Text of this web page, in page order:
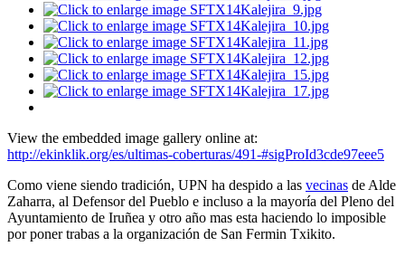
View the embedded image gallery online at:
http://ekinklik.org/es/ultimas-coberturas/491-#sigProId3cde97eee5
Como viene siendo tradición, UPN ha despido a las vecinas de Alde
Zaharra, al Defensor del Pueblo e incluso a la mayoría del Pleno del
Ayuntamiento de Iruñea y otro año mas esta haciendo lo imposible
por poner trabas a la organización de San Fermin Txikito.